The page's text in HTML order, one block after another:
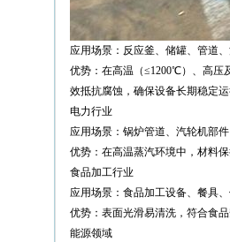
应用场景：反应釜、储罐、管道
优势：在高温（≤1200℃）、高压
效抵抗腐蚀，确保设备长期稳定
电力行业
应用场景：锅炉管道、汽轮机部
优势：在高温蒸汽环境中，材料
食品加工行业
应用场景：食品加工设备、餐具
优势：表面光滑易清洗，符合食
能源领域